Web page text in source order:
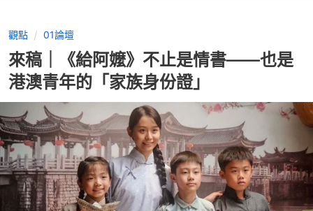
觀點 01論壇
來稿｜《給阿嬤》不止是情書——也是
港澳青年的「家族身份證」